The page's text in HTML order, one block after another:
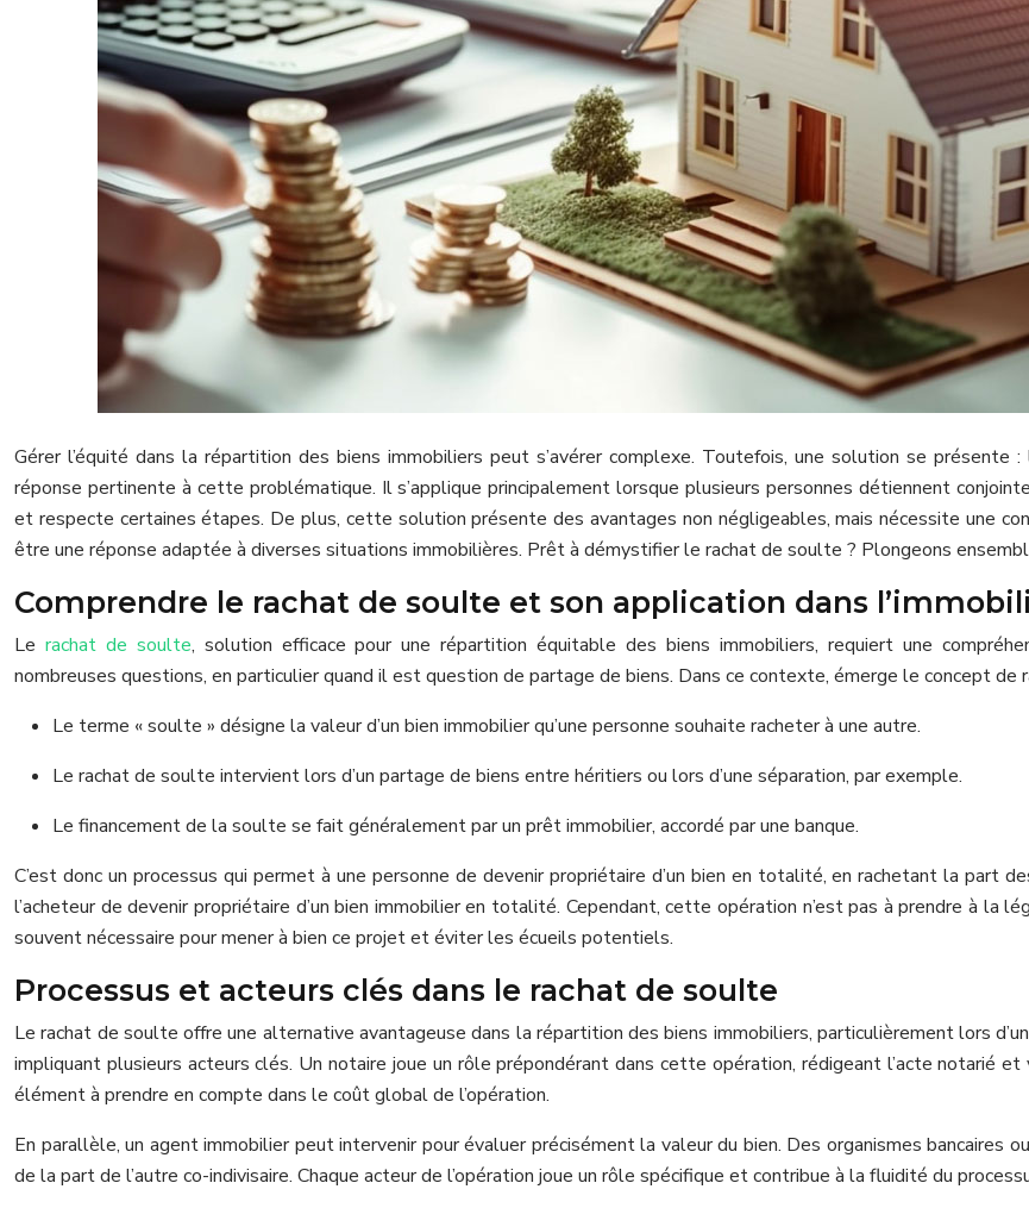
Gérer l’équité dans la répartition des biens immobiliers peut s’avérer complexe. Toutefois, une solution se présente
réponse pertinente à cette problématique. Il s’applique principalement lorsque plusieurs personnes détiennent
et respecte certaines étapes. De plus, cette solution présente des avantages non négligeables, mais nécessite une
être une réponse adaptée à diverses situations immobilières. Prêt à démystifier le rachat de soulte ? Plongeons
Comprendre le rachat de soulte et son application dans
Le rachat de soulte, solution efficace pour une répartition équitable des biens immobiliers, requiert une
nombreuses questions, en particulier quand il est question de partage de biens. Dans ce contexte, émerge le concept de
Le terme « soulte » désigne la valeur d’un bien immobilier qu’une personne souhaite racheter à une autre.
Le rachat de soulte intervient lors d’un partage de biens entre héritiers ou lors d’une séparation, par exemple.
Le financement de la soulte se fait généralement par un prêt immobilier, accordé par une banque.
C’est donc un processus qui permet à une personne de devenir propriétaire d’un bien en totalité, en rachetant la part
l’acheteur de devenir propriétaire d’un bien immobilier en totalité. Cependant, cette opération n’est pas à prendre à la
souvent nécessaire pour mener à bien ce projet et éviter les écueils potentiels.
Processus et acteurs clés dans le rachat de soulte
Le rachat de soulte offre une alternative avantageuse dans la répartition des biens immobiliers, particulièrement lors
impliquant plusieurs acteurs clés. Un notaire joue un rôle prépondérant dans cette opération, rédigeant l’acte notarié
élément à prendre en compte dans le coût global de l’opération.
En parallèle, un agent immobilier peut intervenir pour évaluer précisément la valeur du bien. Des organismes bancaires
de la part de l’autre co-indivisaire. Chaque acteur de l’opération joue un rôle spécifique et contribue à la fluidité du